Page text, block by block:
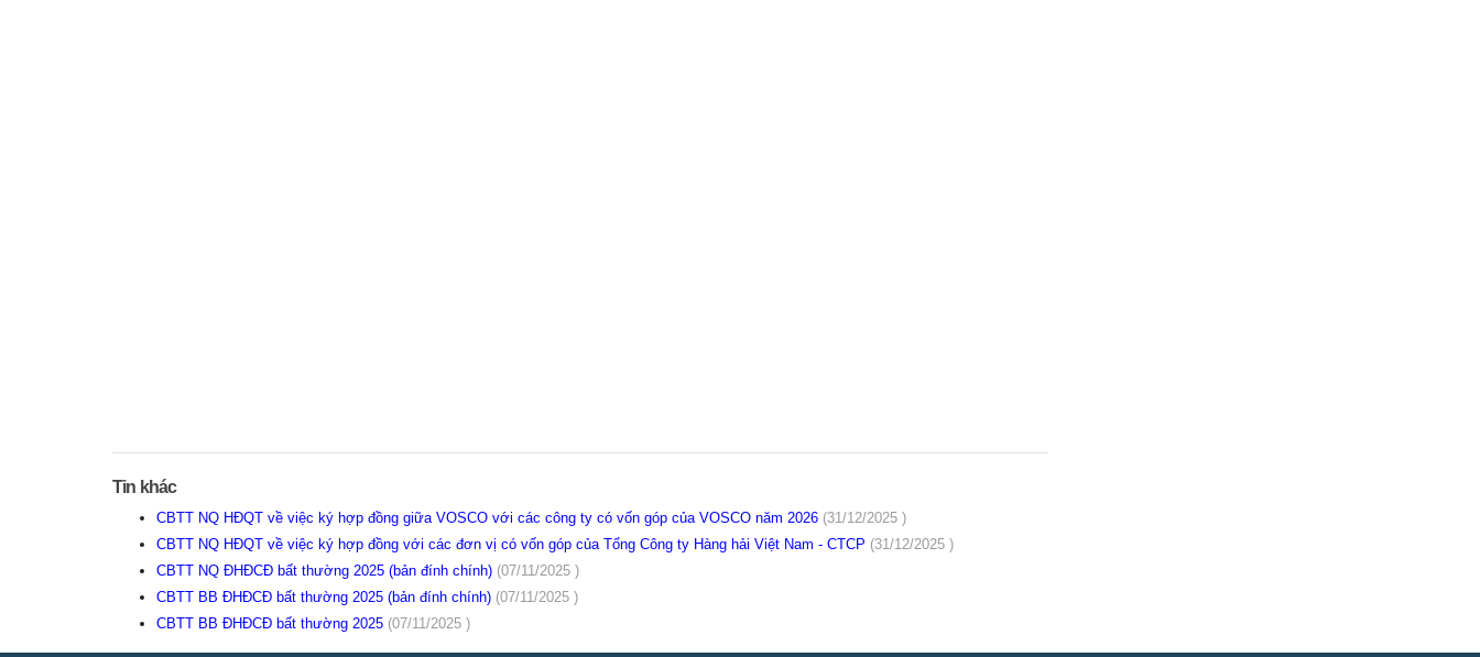
Tin khác
CBTT NQ HĐQT về việc ký hợp đồng giữa VOSCO với các công ty có vốn góp của VOSCO năm 2026 (31/12/2025 )
CBTT NQ HĐQT về việc ký hợp đồng với các đơn vị có vốn góp của Tổng Công ty Hàng hải Việt Nam - CTCP (31/12/2025 )
CBTT NQ ĐHĐCĐ bất thường 2025 (bản đính chính) (07/11/2025 )
CBTT BB ĐHĐCĐ bất thường 2025 (bản đính chính) (07/11/2025 )
CBTT BB ĐHĐCĐ bất thường 2025 (07/11/2025 )